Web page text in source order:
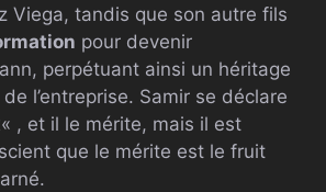
Viega, tandis que son autre fils
pour devenir
perpétuant ainsi un héritage
l’entreprise. Samir se déclare
« , et il le mérite, mais il est
que le mérite est le fruit